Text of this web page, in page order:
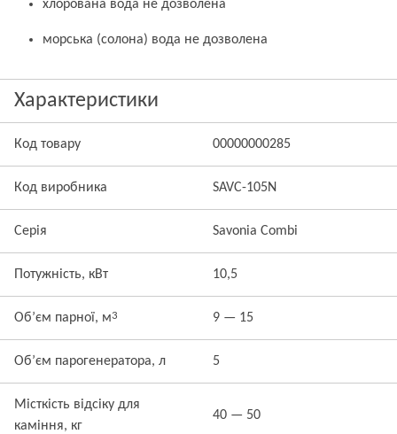
хлорована вода не дозволена
морська (солона) вода не дозволена
Характеристики
Код товару 00000000285
Код виробника SAVC-105N
Серія Savonia Combi
Потужність, кВт 10,5
Об’єм парної, м3 9 — 15
Об’єм парогенератора, л 5
Місткість відсіку для
каміння, кг
40 — 50